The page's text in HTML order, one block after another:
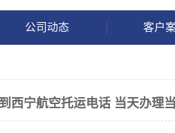
公司动态 客户
西宁航空托运电话 当天办理